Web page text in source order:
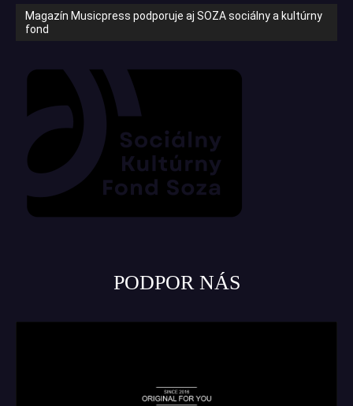
Magazín Musicpress podporuje aj SOZA sociálny a kultúrny
fond
PODPOR NÁS